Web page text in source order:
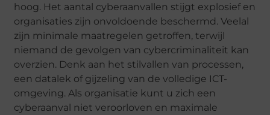
hoog. Het aantal cyberaanvallen stijgt explosief en
organisaties zijn onvoldoende beschermd. Veelal
zijn minimale maatregelen getroffen, terwijl
niemand de gevolgen van cybercriminaliteit kan
overzien. Denk aan het stilvallen van processen,
een datalek of gijzeling van de volledige ICT-
omgeving. Als organisatie kunt u zich een
cyberaanval niet veroorloven en maximale